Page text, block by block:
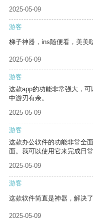
2025-05-09
游客
梯子神器，ins随便看，美美
2025-05-09
游客
这款app的功能非常强大，
中游刃有余。
2025-05-09
游客
这款办公软件的功能非常全
面。我可以使用它来完成日
2025-05-09
游客
这款软件简直是神器，解决了
2025-05-09